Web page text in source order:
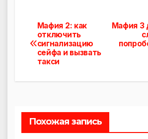
Навигация
по
Мафия 3
Мафия 2: как
отключить
сигнализацию
сейфа и вызвать
такси
Похожая запись